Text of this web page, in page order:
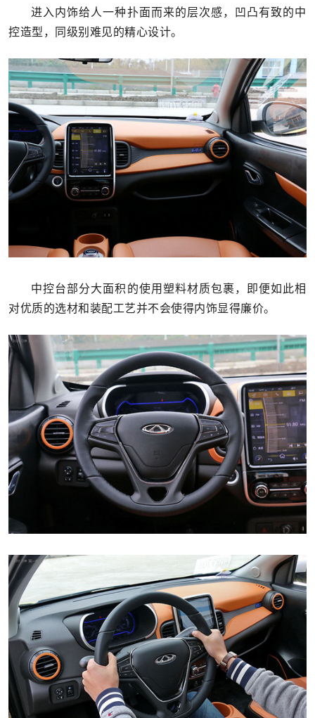
进入内饰给人一种扑面而来的层次感，凹凸有致的中
控造型，同级别难见的精心设计。
中控台部分大面积的使用塑料材质包裹，即便如此相
对优质的选材和装配工艺并不会使得内饰显得廉价。